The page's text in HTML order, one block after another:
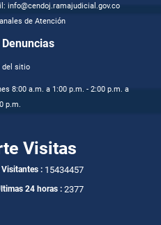
info@cendoj.ramajudicial.gov.co
de Atención
del sitio
8:00 a.m. a 1:00 p.m. - 2:00 p.m. a
p.m.
Visitas
Visitantes : 15434457
24 horas : 2377